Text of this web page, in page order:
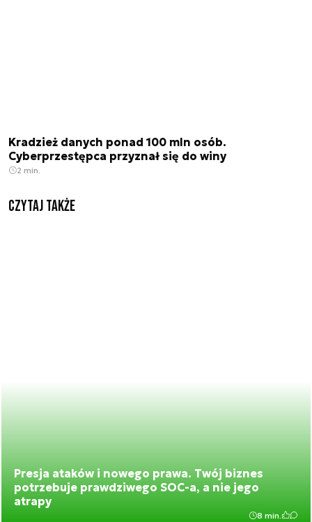
Kradzież danych ponad 100 mln osób.
Cyberprzestępca przyznał się do winy
2 min.
Czytaj także
Presja ataków i nowego prawa. Twój biznes
potrzebuje prawdziwego SOC-a, a nie jego
atrapy
8 min.